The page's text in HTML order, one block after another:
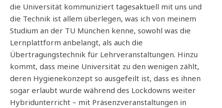
die Universität kommuniziert tagesaktuell mit uns und
die Technik ist allem überlegen, was ich von meinem
Studium an der TU München kenne, sowohl was die
Lernplattform anbelangt, als auch die
Übertragungstechnik für Lehrveranstaltungen. Hinzu
kommt, dass meine Universität zu den wenigen zählt,
deren Hygienekonzept so ausgefeilt ist, dass es ihnen
sogar erlaubt wurde während des Lockdowns weiter
Hybridunterricht – mit Präsenzveranstaltungen in